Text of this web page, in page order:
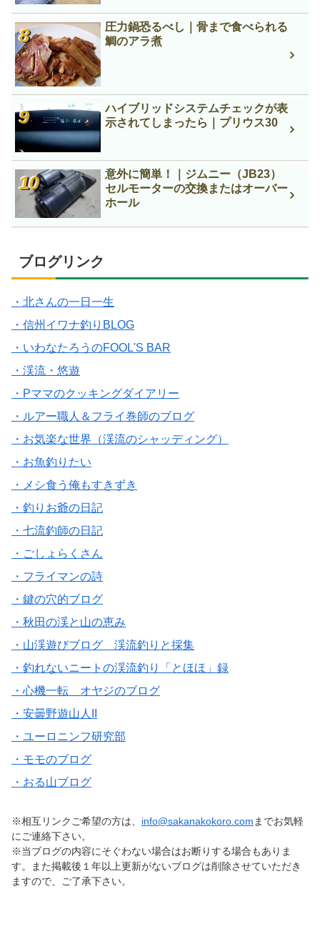
圧力鍋恐るべし｜骨まで食べられる
鯛のアラ煮
ハイブリッドシステムチェックが表
示されてしまったら｜プリウス30
意外に簡単！｜ジムニー（JB23）
セルモーターの交換またはオーバー
ホール
ブログリンク
・北さんの一日一生
・信州イワナ釣りBLOG
・いわなたろうのFOOL'S BAR
・渓流・悠遊
・Pママのクッキングダイアリー
・ルアー職人＆フライ巻師のブログ
・お気楽な世界（渓流のシャッディング）
・お魚釣りたい
・メシ食う俺もすきずき
・釣りお爺の日記
・七流釣師の日記
・ごしょらくさん
・フライマンの詩
・鍵の穴的ブログ
・秋田の渓と山の恵み
・山渓遊びブログ 渓流釣りと採集
・釣れないニートの渓流釣り「とほほ」録
・心機一転 オヤジのブログ
・安曇野遊山人II
・ユーロニンフ研究部
・モモのブログ
・おる山ブログ
※相互リンクご希望の方は、 info@sakanakokoro.comまでお気軽
にご連絡下さい。
※当ブログの内容にそぐわない場合はお断りする場合もありま
す。また掲載後１年以上更新がないブログは削除させていただき
ますので、ご了承下さい。